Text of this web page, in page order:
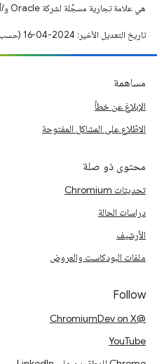
هي علامة تجارية مسجَّلة لشركة Oracle و/أو شركائها التابعين.
تاريخ التعديل الأخير: 2024-04-16 (حسب التوقيت العالمي المتفَّق عليه)
مساهمة
الإبلاغ عن خطأ
الاطّلاع على المشاكل المفتوحة
محتوى ذو صلة
تحديثات Chromium
دراسات الحالة
الأرشيف
ملفات البودكاست والعروض
Follow
@ChromiumDev on X
YouTube